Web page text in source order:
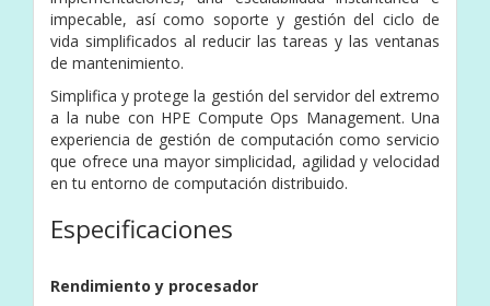
impecable, así como soporte y gestión del ciclo de
vida simplificados al reducir las tareas y las ventanas
de mantenimiento.
Simplifica y protege la gestión del servidor del extremo
a la nube con HPE Compute Ops Management. Una
experiencia de gestión de computación como servicio
que ofrece una mayor simplicidad, agilidad y velocidad
en tu entorno de computación distribuido.
Especificaciones
Rendimiento y procesador